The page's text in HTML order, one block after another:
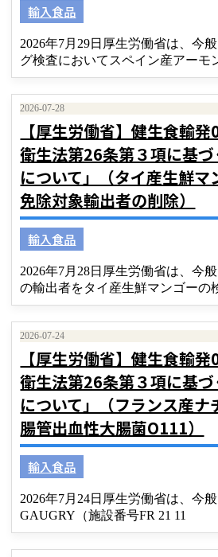
輸入食品
2026年7月29日厚生労働省は、今
グ検査においてスペイン産アーモ
2026-07-28
【厚生労働省】健生食輸
衛生法第26条第３項に基
について」（タイ産生鮮マ
免除対象輸出者の削除）
輸入食品
2026年7月28日厚生労働省は、今
の輸出者をタイ産生鮮マンゴーの
2026-07-24
【厚生労働省】健生食輸
衛生法第26条第３項に基
について」（フランス産ナ
腸管出血性大腸菌O111）
輸入食品
2026年7月24日厚生労働省は、今
GAUGRY（施設番号FR 21 11